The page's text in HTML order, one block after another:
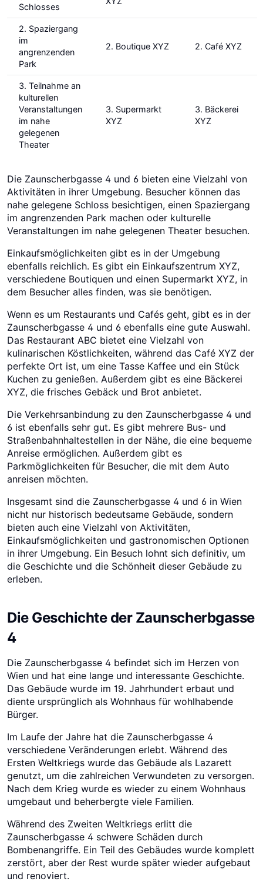
Schlosses
2. Spaziergang
im
angrenzenden
Park
2. Boutique XYZ 2. Café XYZ
3. Teilnahme an
kulturellen
Veranstaltungen
im nahe
gelegenen
Theater
3. Supermarkt
XYZ
3. Bäckerei
XYZ
Die Zaunscherbgasse 4 und 6 bieten eine Vielzahl von
Aktivitäten in ihrer Umgebung. Besucher können das
nahe gelegene Schloss besichtigen, einen Spaziergang
im angrenzenden Park machen oder kulturelle
Veranstaltungen im nahe gelegenen Theater besuchen.
Einkaufsmöglichkeiten gibt es in der Umgebung
ebenfalls reichlich. Es gibt ein Einkaufszentrum XYZ,
verschiedene Boutiquen und einen Supermarkt XYZ, in
dem Besucher alles finden, was sie benötigen.
Wenn es um Restaurants und Cafés geht, gibt es in der
Zaunscherbgasse 4 und 6 ebenfalls eine gute Auswahl.
Das Restaurant ABC bietet eine Vielzahl von
kulinarischen Köstlichkeiten, während das Café XYZ der
perfekte Ort ist, um eine Tasse Kaffee und ein Stück
Kuchen zu genießen. Außerdem gibt es eine Bäckerei
XYZ, die frisches Gebäck und Brot anbietet.
Die Verkehrsanbindung zu den Zaunscherbgasse 4 und
6 ist ebenfalls sehr gut. Es gibt mehrere Bus- und
Straßenbahnhaltestellen in der Nähe, die eine bequeme
Anreise ermöglichen. Außerdem gibt es
Parkmöglichkeiten für Besucher, die mit dem Auto
anreisen möchten.
Insgesamt sind die Zaunscherbgasse 4 und 6 in Wien
nicht nur historisch bedeutsame Gebäude, sondern
bieten auch eine Vielzahl von Aktivitäten,
Einkaufsmöglichkeiten und gastronomischen Optionen
in ihrer Umgebung. Ein Besuch lohnt sich definitiv, um
die Geschichte und die Schönheit dieser Gebäude zu
erleben.
Die Geschichte der Zaunscherbgasse
4
Die Zaunscherbgasse 4 befindet sich im Herzen von
Wien und hat eine lange und interessante Geschichte.
Das Gebäude wurde im 19. Jahrhundert erbaut und
diente ursprünglich als Wohnhaus für wohlhabende
Bürger.
Im Laufe der Jahre hat die Zaunscherbgasse 4
verschiedene Veränderungen erlebt. Während des
Ersten Weltkriegs wurde das Gebäude als Lazarett
genutzt, um die zahlreichen Verwundeten zu versorgen.
Nach dem Krieg wurde es wieder zu einem Wohnhaus
umgebaut und beherbergte viele Familien.
Während des Zweiten Weltkriegs erlitt die
Zaunscherbgasse 4 schwere Schäden durch
Bombenangriffe. Ein Teil des Gebäudes wurde komplett
zerstört, aber der Rest wurde später wieder aufgebaut
und renoviert.